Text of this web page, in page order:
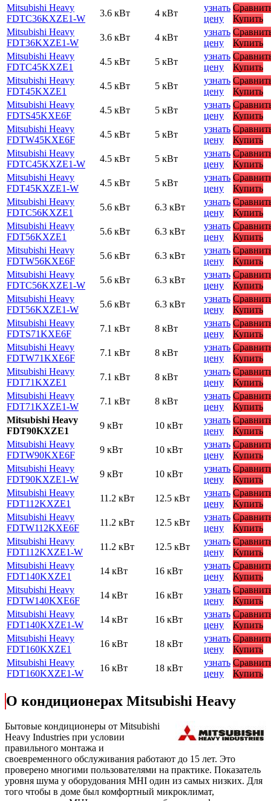
Mitsubishi Heavy
FDTC36KXZE1-W
3.6 кВт 4 кВт
узнать
цену
Купить
Mitsubishi Heavy
FDT36KXZE1-W
3.6 кВт 4 кВт
узнать
цену
Купить
Mitsubishi Heavy
FDTC45KXZE1
4.5 кВт 5 кВт
узнать
цену
Купить
Mitsubishi Heavy
FDT45KXZE1
4.5 кВт 5 кВт
узнать
цену
Купить
Mitsubishi Heavy
FDTS45KXE6F
4.5 кВт 5 кВт
узнать
цену
Купить
Mitsubishi Heavy
FDTW45KXE6F
4.5 кВт 5 кВт
узнать
цену
Купить
Mitsubishi Heavy
FDTC45KXZE1-W
4.5 кВт 5 кВт
узнать
цену
Купить
Mitsubishi Heavy
FDT45KXZE1-W
4.5 кВт 5 кВт
узнать
цену
Купить
Mitsubishi Heavy
FDTC56KXZE1
5.6 кВт 6.3 кВт
узнать
цену
Купить
Mitsubishi Heavy
FDT56KXZE1
5.6 кВт 6.3 кВт
узнать
цену
Купить
Mitsubishi Heavy
FDTW56KXE6F
5.6 кВт 6.3 кВт
узнать
цену
Купить
Mitsubishi Heavy
FDTC56KXZE1-W
5.6 кВт 6.3 кВт
узнать
цену
Купить
Mitsubishi Heavy
FDT56KXZE1-W
5.6 кВт 6.3 кВт
узнать
цену
Купить
Mitsubishi Heavy
FDTS71KXE6F
7.1 кВт 8 кВт
узнать
цену
Купить
Mitsubishi Heavy
FDTW71KXE6F
7.1 кВт 8 кВт
узнать
цену
Купить
Mitsubishi Heavy
FDT71KXZE1
7.1 кВт 8 кВт
узнать
цену
Купить
Mitsubishi Heavy
FDT71KXZE1-W
7.1 кВт 8 кВт
узнать
цену
Купить
Mitsubishi Heavy
FDT90KXZE1
9 кВт 10 кВт
узнать
цену
Купить
Mitsubishi Heavy
FDTW90KXE6F
9 кВт 10 кВт
узнать
цену
Купить
Mitsubishi Heavy
FDT90KXZE1-W
9 кВт 10 кВт
узнать
цену
Купить
Mitsubishi Heavy
FDT112KXZE1
11.2 кВт 12.5 кВт
узнать
цену
Купить
Mitsubishi Heavy
FDTW112KXE6F
11.2 кВт 12.5 кВт
узнать
цену
Купить
Mitsubishi Heavy
FDT112KXZE1-W
11.2 кВт 12.5 кВт
узнать
цену
Купить
Mitsubishi Heavy
FDT140KXZE1
14 кВт 16 кВт
узнать
цену
Купить
Mitsubishi Heavy
FDTW140KXE6F
14 кВт 16 кВт
узнать
цену
Купить
Mitsubishi Heavy
FDT140KXZE1-W
14 кВт 16 кВт
узнать
цену
Купить
Mitsubishi Heavy
FDT160KXZE1
16 кВт 18 кВт
узнать
цену
Купить
Mitsubishi Heavy
FDT160KXZE1-W
16 кВт 18 кВт
узнать
цену
Купить
О кондиционерах Mitsubishi Heavy
Бытовые кондиционеры от Mitsubishi
Heavy Industries при условии
правильного монтажа и
своевременного обслуживания работают до 15 лет. Это
проверено многими пользователями на практике. Показатель
уровня шума у оборудования MHI один из самых низких. Для
того чтобы в доме был комфортный микроклимат,